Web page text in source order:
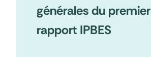
générales du premier
rapport IPBES